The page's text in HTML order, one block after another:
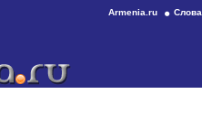
Armenia.ru